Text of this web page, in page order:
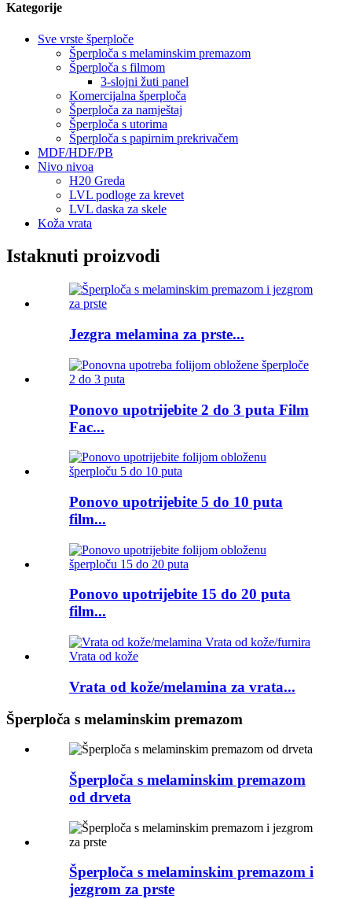
Kategorije
Sve vrste šperploče
Šperploča s melaminskim premazom
Šperploča s filmom
3-slojni žuti panel
Komercijalna šperploča
Šperploča za namještaj
Šperploča s utorima
Šperploča s papirnim prekrivačem
MDF/HDF/PB
Nivo nivoa
H20 Greda
LVL podloge za krevet
LVL daska za skele
Koža vrata
Istaknuti proizvodi
Jezgra melamina za prste...
Ponovo upotrijebite 2 do 3 puta Film
Fac...
Ponovo upotrijebite 5 do 10 puta
film...
Ponovo upotrijebite 15 do 20 puta
film...
Vrata od kože/melamina za vrata...
Šperploča s melaminskim premazom
Šperploča s melaminskim premazom
od drveta
Šperploča s melaminskim premazom i
jezgrom za prste